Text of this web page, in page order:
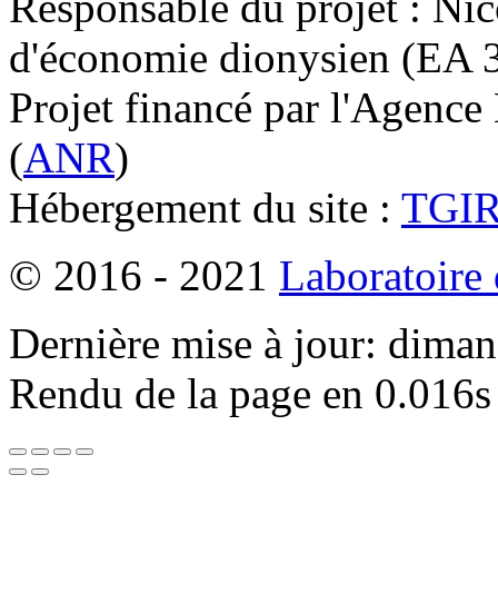
d'économie dionysien
Projet financé par l'Agence
(ANR)
Hébergement du site :
© 2016 - 2021 Laboratoire
Dernière mise à jour:
Rendu de la page en 0.016s